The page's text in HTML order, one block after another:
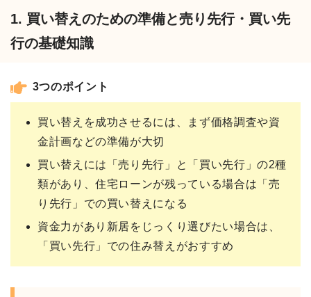
1. 買い替えのための準備と売り先行・買い先
行の基礎知識
3つのポイント
買い替えを成功させるには、まず価格調査や資
金計画などの準備が大切
買い替えには「売り先行」と「買い先行」の2種
類があり、住宅ローンが残っている場合は「売
り先行」での買い替えになる
資金力があり新居をじっくり選びたい場合は、
「買い先行」での住み替えがおすすめ